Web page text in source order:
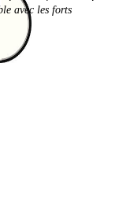
avec les forts